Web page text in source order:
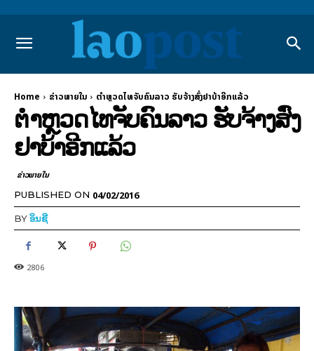
Home ຂ່າວພາຍ​ໃນ ຕຳ­ຫຼວດ​ໄທ​ຈັບ​ຄົນ​ລາວ ຮັບ­ຈ້າງ​ສົ່ງ​ຢາ​ບ້າ​ອີກ​ແລ້ວ
ຕຳ­ຫຼວດ​ໄທ​ຈັບ​ຄົນ​ລາວ ຮັບ­ຈ້າງ​ສົ່ງ​
ຢາ​ບ້າ​ອີກ​ແລ້ວ
ຂ່າວພາຍ​ໃນ
PUBLISHED ON 04/02/2016
BYອິນຊີ
2806